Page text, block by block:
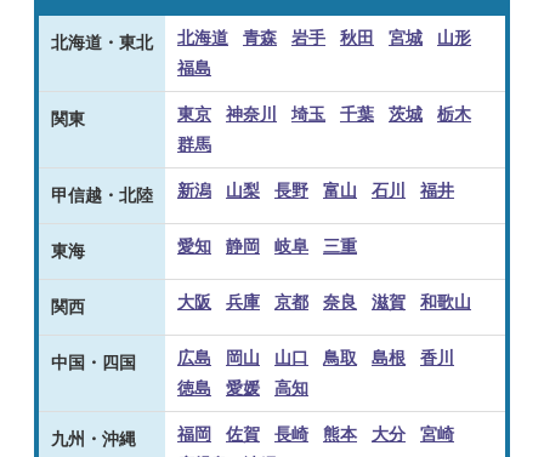
北海道・東北 北海道 青森 岩手 秋田 宮城
山形
福島
関東 東京 神奈川 埼玉 千葉 茨城
栃木
群馬
甲信越・北陸 新潟 山梨 長野 富山 石川 福井
東海 愛知 静岡 岐阜 三重
関西 大阪 兵庫 京都 奈良 滋賀 和歌山
中国・四国 広島 岡山 山口 鳥取 島根
香川
徳島
愛媛 高知
九州・沖縄 福岡 佐賀 長崎 熊本 大分
宮崎